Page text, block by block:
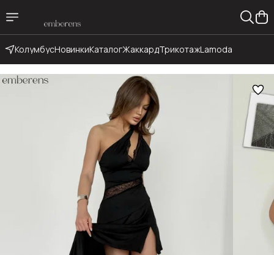
КолумбусНовинкиКаталогЖаккардТрикотажLamoda